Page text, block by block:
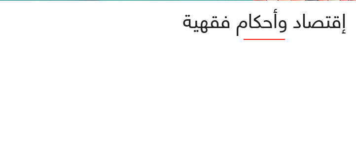
إقتصاد وأحكام فقهية